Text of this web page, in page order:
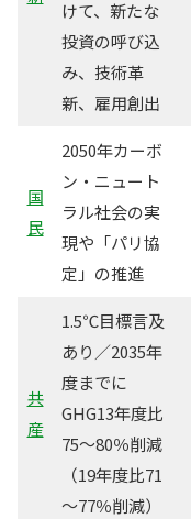
けて、新たな
投資の呼び込
み、技術革
新、雇用創出
国
民
2050年カーボ
ン・ニュート
ラル社会の実
現や「パリ協
定」の推進
共
産
1.5℃目標言及
あり／2035年
度までに
GHG13年度比
75～80％削減
（19年度比71
～77％削減）